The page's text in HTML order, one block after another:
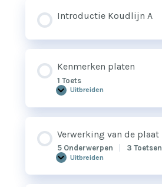
Introductie Koudlijn A
Kenmerken platen
1 Toets
Uitbreiden
Kenmerken
Verwerking van de plaat
5 Onderwerpen 3 Toetsen
Uitbreiden
Verwerking